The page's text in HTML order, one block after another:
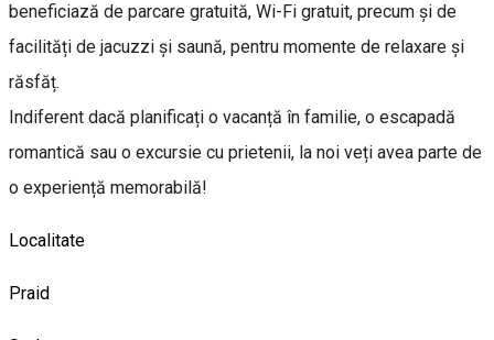
beneficiază de parcare gratuită, Wi-Fi gratuit, precum și de
facilități de jacuzzi și saună, pentru momente de relaxare și
răsfăț.
Indiferent dacă planificați o vacanță în familie, o escapadă
romantică sau o excursie cu prietenii, la noi veți avea parte de
o experiență memorabilă!
Localitate
Praid